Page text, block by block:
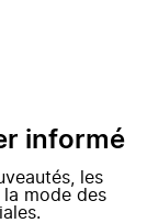
informé
les
mode des